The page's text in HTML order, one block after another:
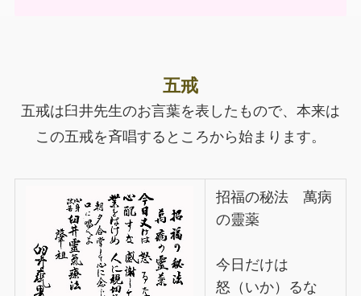
五戒
五戒は臼井先生のお言葉を表したもので、本来は
この五戒を斉唱するところから始まります。
招福の秘法 萬病
の靈薬
今日だけは
怒（いか）るな